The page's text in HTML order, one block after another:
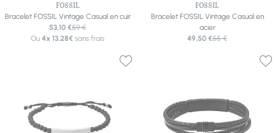
FOSSIL
Bracelet FOSSIL Vintage Casual en cuir
53,10 €59 €
Ou4x 13.28€ sans frais
FOSSIL
Bracelet FOSSIL Vintage Casual en
acier
49,50 €55 €